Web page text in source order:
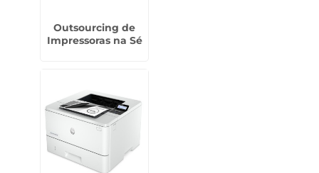
Outsourcing de
Impressoras na Sé